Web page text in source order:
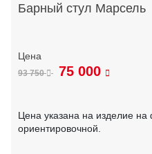
Барный стул Марсель
93 750 75 000
Цена указана на изделие на
ориентировочной.